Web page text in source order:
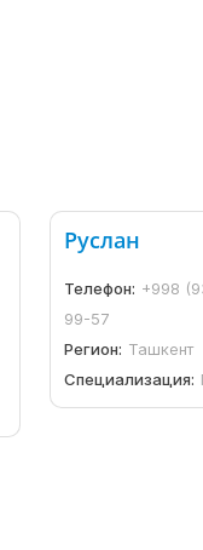
Руслан
Телефон: +998
99-57
Регион: Ташкент
Специализация: